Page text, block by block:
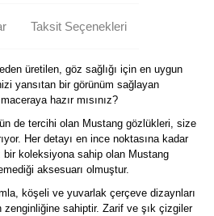
Taksit Seçenekleri
üretilen, göz sağlığı için en uygun
yansıtan bir görünüm sağlayan
hazır mısınız?
de tercihi olan Mustang gözlükleri, size
Her detayı en ince noktasına kadar
koleksiyona sahip olan Mustang
aksesuarı olmuştur.
köşeli ve yuvarlak çerçeve dizaynları
sahiptir. Zarif ve şık çizgiler